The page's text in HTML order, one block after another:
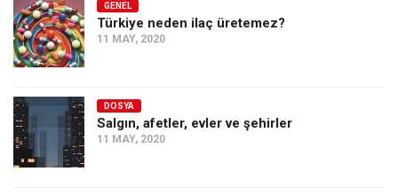
GENEL
Türkiye neden ilaç üretemez?
11 MAY, 2020
DOSYA
Salgın, afetler, evler ve şehirler
11 MAY, 2020